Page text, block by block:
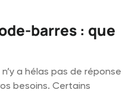
barres : que
a hélas pas de réponse
besoins. Certains